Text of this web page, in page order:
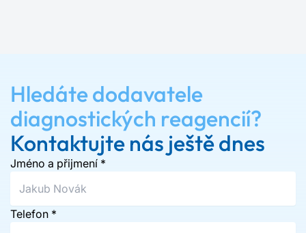
Hledáte dodavatele
diagnostických reagencií?
Kontaktujte nás ještě dnes
Jméno a přijmení *
Telefon *